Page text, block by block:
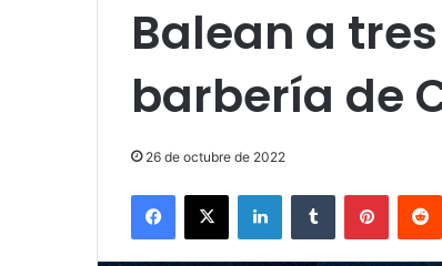
Balean a
barbería de
26 de octubre de 2022
Facebook
X LinkedInTumblr Pinterest